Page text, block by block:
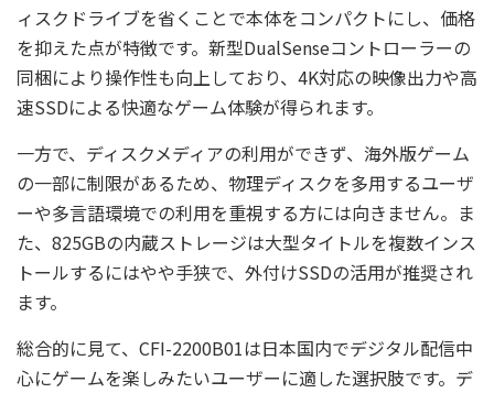
ィスクドライブを省くことで本体をコンパクトにし、価格
を抑えた点が特徴です。新型DualSenseコントローラーの
同梱により操作性も向上しており、4K対応の映像出力や高
速SSDによる快適なゲーム体験が得られます。
一方で、ディスクメディアの利用ができず、海外版ゲーム
の一部に制限があるため、物理ディスクを多用するユーザ
ーや多言語環境での利用を重視する方には向きません。ま
た、825GBの内蔵ストレージは大型タイトルを複数インス
トールするにはやや手狭で、外付けSSDの活用が推奨され
ます。
総合的に見て、CFI-2200B01は日本国内でデジタル配信中
心にゲームを楽しみたいユーザーに適した選択肢です。デ